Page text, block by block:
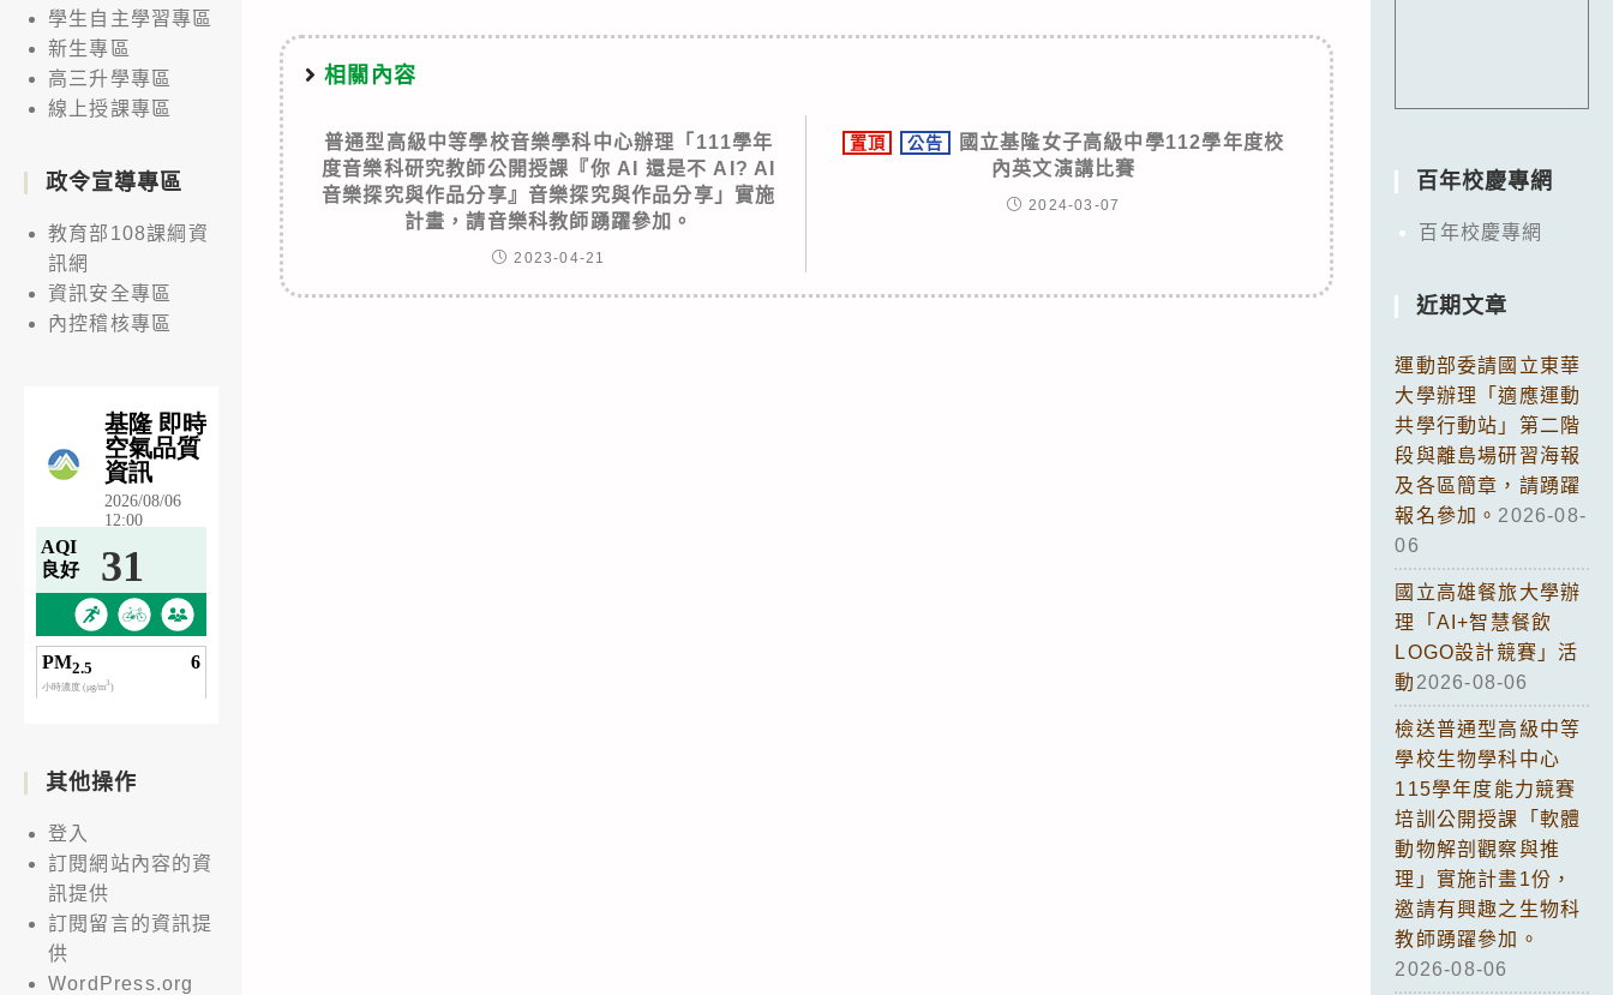
相關內容
普通型高級中等學校音樂學科中心辦理「111學年
度音樂科研究教師公開授課『你 AI 還是不 AI? AI
音樂探究與作品分享』音樂探究與作品分享」實施
計畫，請音樂科教師踴躍參加。
2023-04-21
置頂 公告
國立基隆女子高級中學112學年度校
內英文演講比賽
2024-03-07
學生自主學習專區
新生專區
高三升學專區
線上授課專區
政令宣導專區
教育部108課綱資
訊網
資訊安全專區
內控稽核專區
其他操作
登入
訂閱網站內容的資
訊提供
訂閱留言的資訊提
供
WordPress.org
百年校慶專網
百年校慶專網
近期文章
運動部委請國立東華
大學辦理「適應運動
共學行動站」第二階
段與離島場研習海報
及各區簡章，請踴躍
報名參加。 2026-08-
06
國立高雄餐旅大學辦
理「AI+智慧餐飲
LOGO設計競賽」活
動 2026-08-06
檢送普通型高級中等
學校生物學科中心
115學年度能力競賽
培訓公開授課「軟體
動物解剖觀察與推
理」實施計畫1份，
邀請有興趣之生物科
教師踴躍參加。
2026-08-06